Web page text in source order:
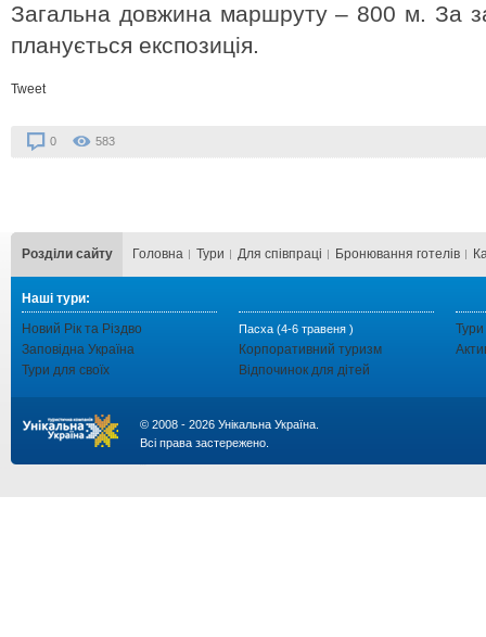
Загальна довжина маршруту – 800 м. За
планується експозиція.
Tweet
0 583
Розділи сайту Головна Тури Для cпівпраці Бронювання готелів
Наші тури:
Новий Рік та Різдво
Заповідна Україна
Тури для своїх
Пасха (4-6 травеня )
Корпоративний туризм
Відпочинок для дітей
Тури
© 2008 - 2026 Унікальна Україна.
Всі права застережено.